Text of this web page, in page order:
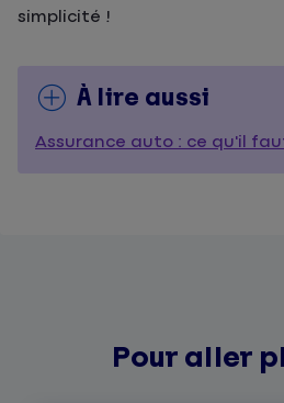
simplicité !
À lire aussi
Assurance auto : ce qu'il
Pour aller